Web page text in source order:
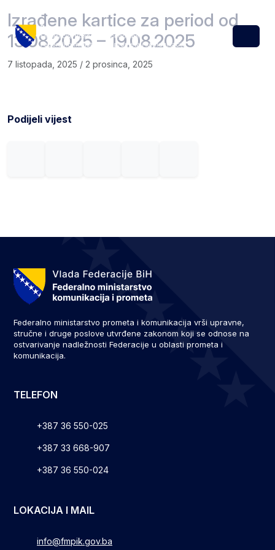
Menu
Izrađene kartice za period od
13.08.2025 – 19.08.2025
7 listopada, 2025 / 2 prosinca, 2025
Podijeli vijest
Federalno ministarstvo prometa i komunikacija vrši upravne,
stručne i druge poslove utvrđene zakonom koji se odnose na
ostvarivanje nadležnosti Federacije u oblasti prometa i
komunikacija.
TELEFON
+387 36 550-025
+387 33 668-907
+387 36 550-024
LOKACIJA I MAIL
info@fmpik.gov.ba